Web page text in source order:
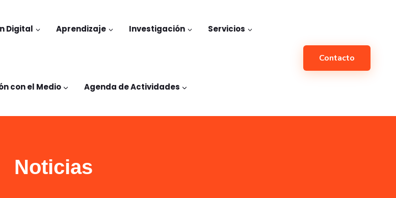
Digital Aprendizaje Investigación Servicios
con el Medio Agenda de Actividades
Contacto
Noticias